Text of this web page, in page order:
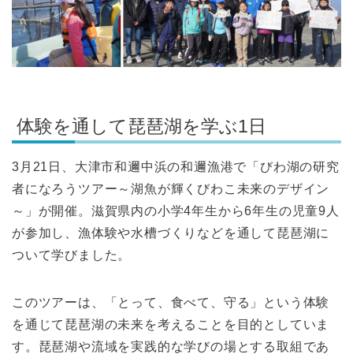
体験を通して琵琶湖を学ぶ1日
3月21日、大津市和邇中浜の和邇漁港で「びわ湖の研究
者になろうツアー～湖魚が輝くびわこ未来のデザイン
～」が開催。滋賀県内の小学4年生から6年生の児童9人
が参加し、漁体験や水槽づくりなどを通して琵琶湖に
ついて学びました。
このツアーは、「とって、食べて、守る」という体験
を通じて琵琶湖の未来を考えることを目的としていま
す。琵琶湖や流域を実践的な学びの場とする取組であ